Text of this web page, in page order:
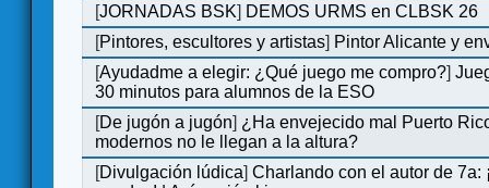
[JORNADAS BSK] DEMOS URMS en CLBSK 26
[Pintores, escultores y artistas] Pintor Alicante y
[Ayudadme a elegir: ¿Qué juego me compro?]
30 minutos para alumnos de la ESO
[De jugón a jugón] ¿Ha envejecido mal Puerto
modernos no le llegan a la altura?
[Divulgación lúdica]Charlando con el autor de 7a: